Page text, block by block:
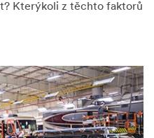
Kterýkoli z těchto faktorů